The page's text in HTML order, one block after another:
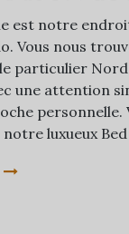
est notre
Vous nous
particulier
une attention
luxueux